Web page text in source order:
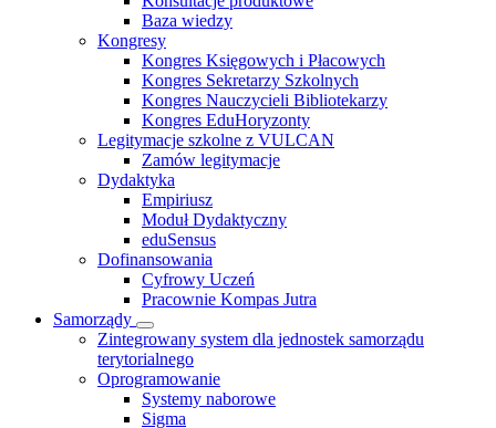
Baza wiedzy
Kongresy
Kongres Księgowych i Płacowych
Kongres Sekretarzy Szkolnych
Kongres Nauczycieli Bibliotekarzy
Kongres EduHoryzonty
Legitymacje szkolne z VULCAN
Zamów legitymacje
Dydaktyka
Empiriusz
Moduł Dydaktyczny
eduSensus
Dofinansowania
Cyfrowy Uczeń
Pracownie Kompas Jutra
Samorządy
Zintegrowany system dla jednostek samorządu
terytorialnego
Oprogramowanie
Systemy naborowe
Sigma